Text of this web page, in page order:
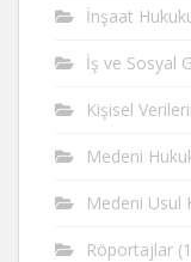
İnşaat
İş ve Sosyal
Kişisel
Medeni
Medeni Usul
Röportajlar